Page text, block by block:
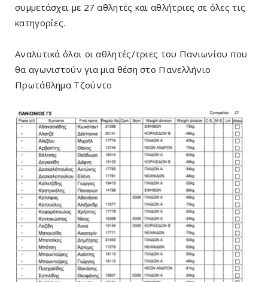
συμμετάσχει με 27 αθλητές και αθλήτριες σε όλες τις
κατηγορίες.
Αναλυτικά όλοι οι αθλητές/τριες του Πανιωνίου που
θα αγωνιστούν για μια θέση στο Πανελλήνιο
Πρωτάθλημα Τζούντο